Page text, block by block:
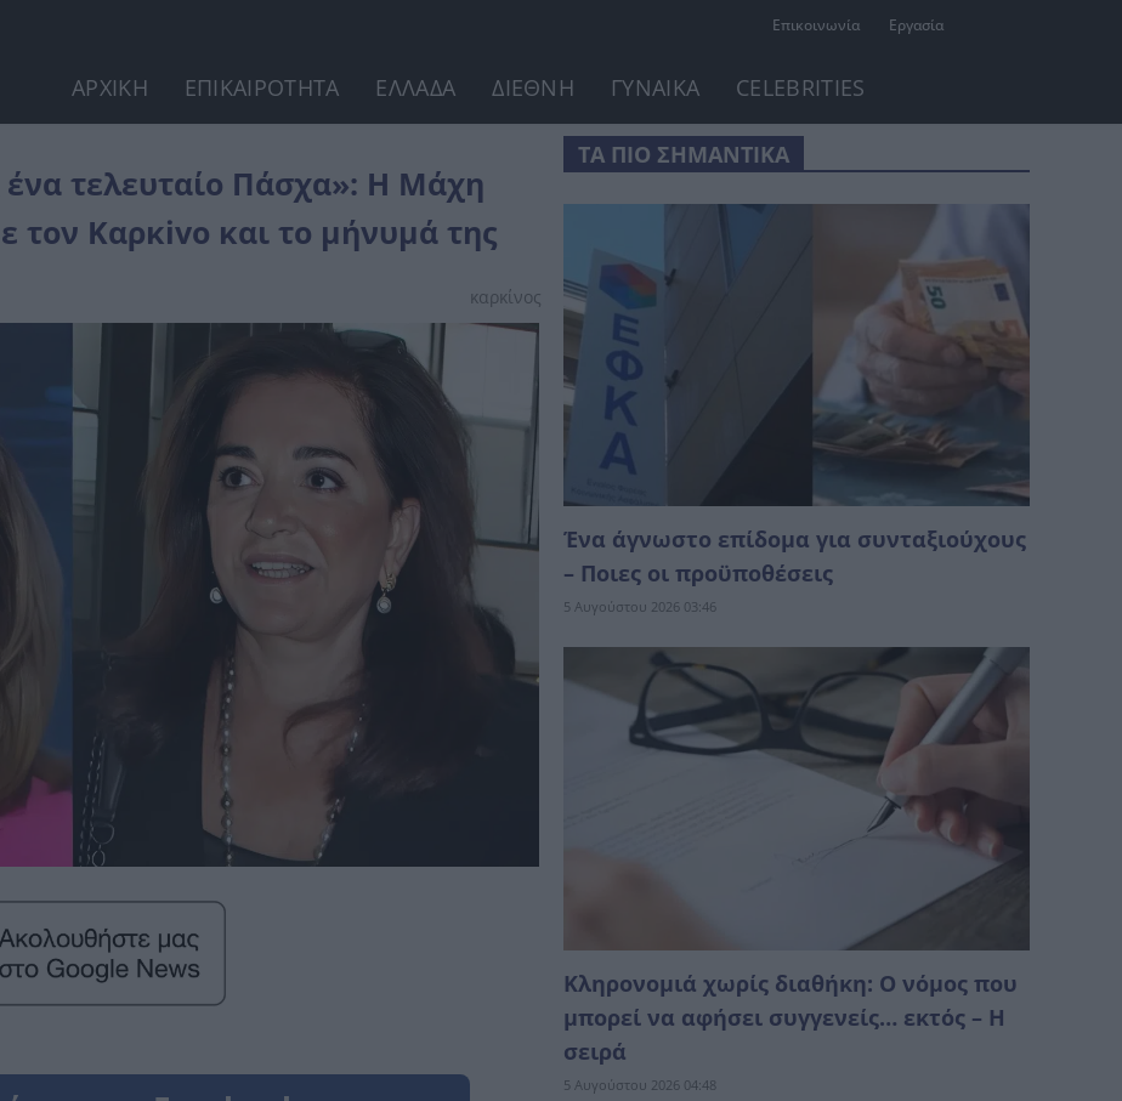
Επικοινωνία Εργασία
ΑΡΧΙΚΗ ΕΠΙΚΑΙΡΟΤΗΤΑ ΕΛΛΑΔΑ ΔΙΕΘΝΗ ΓΥΝΑΙΚΑ CELEBRITIES
τελευταίο Πάσχα»: Η Mάχη
τον Kαρκivo και το μήνυμά της
καρκίνος
ΤΑ ΠΙΟ ΣΗΜΑΝΤΙΚΑ
Ένα άγνωστο επίδομα για συνταξιούχους
– Ποιες οι προϋποθέσεις
5 Αυγούστου 2026 03:46
Κληρονομιά χωρίς διαθήκη: Ο νόμος που
μπορεί να αφήσει συγγενείς… εκτός – Η
σειρά
5 Αυγούστου 2026 04:48